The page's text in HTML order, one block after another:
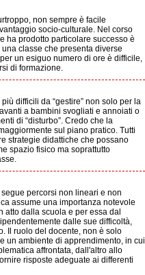
non sempre è facile
socio-culturale. Nel corso
ha prodotto particolare successo è
classe che presenta diverse
un esiguo numero di ore è difficile,
di formazione.
difficili da “gestire” non solo per la
a bambini svogliati e annoiati o
di “disturbo”. Credo che la
sul piano pratico. Tutti
strategie didattiche che possano
spazio fisico ma soprattutto
percorsi non lineari e non
assume una importanza notevole
dalla scuola e per essa dal
dalle sue difficoltà,
Il ruolo del docente, non è solo
un ambiente di apprendimento, in cui
affrontata, dall'altro allo
risposte adeguate ai differenti